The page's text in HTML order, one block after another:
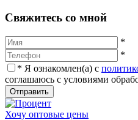
Cвяжитесь со мной
*
*
* Я ознакомлен(а) с
соглашаюсь с условиями
Отправить
Хочу оптовые цены